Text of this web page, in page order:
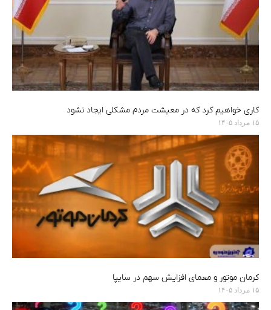
کاری خواهیم کرد که در معیشت مردم مشکلی ایجاد نشود
۱۵ مرداد ۱۴۰۵
کرمان موتور و معمای افزایش سهم در سایپا
۱۵ مرداد ۱۴۰۵